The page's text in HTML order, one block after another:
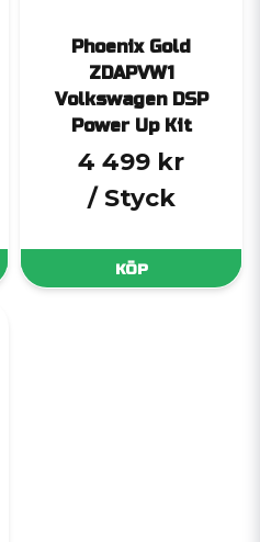
Phoenix Gold
ZDAPVW1
Volkswagen DSP
Power Up Kit
4 499 kr
/ Styck
KÖP